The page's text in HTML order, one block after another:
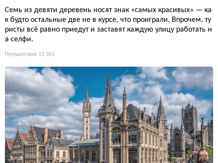
Семь из девяти деревень носят знак «самых красивых» — ка
к будто остальные две не в курсе, что проиграли. Впрочем, ту
ристы всё равно приедут и заставят каждую улицу работать н
а селфи.
Путешествия 11 361